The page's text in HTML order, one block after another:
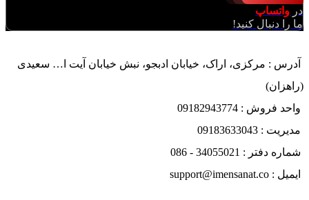
در واتساپ
ما را دنبال کنید!
آدرس : مرکزی، اراک، خیابان ادبجو، نبش خیابان آیت ا… سعیدی
(راهزان)
واحد فروش : 09182943774
مدیریت : 09183633043
شماره دفتر : 34055021 - 086
ایمیل : support@imensanat.co